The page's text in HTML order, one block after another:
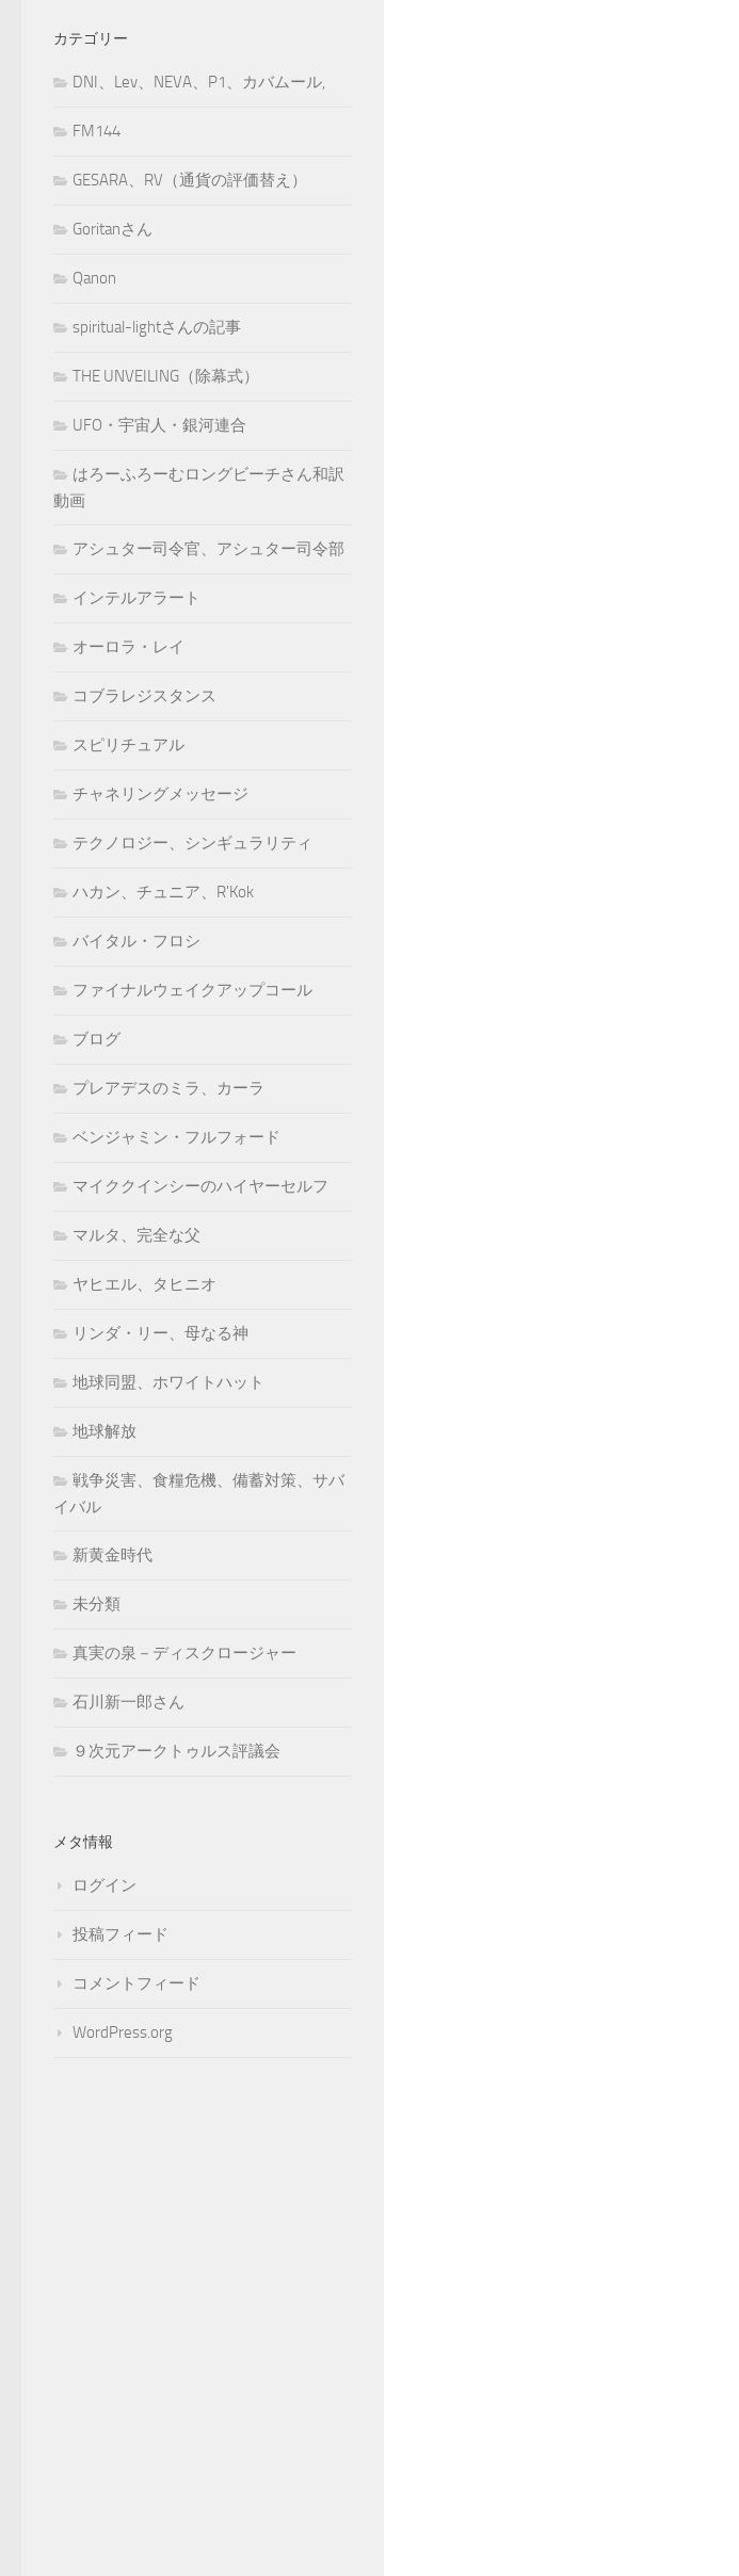
カテゴリー
DNI、Lev、NEVA、P1、カバムール,
FM144
GESARA、RV（通貨の評価替え）
Goritanさん
Qanon
spiritual-lightさんの記事
THE UNVEILING（除幕式）
UFO・宇宙人・銀河連合
はろーふろーむロングビーチさん和訳
動画
アシュター司令官、アシュター司令部
インテルアラート
オーロラ・レイ
コブラレジスタンス
スピリチュアル
チャネリングメッセージ
テクノロジー、シンギュラリティ
ハカン、チュニア、R'Kok
バイタル・フロシ
ファイナルウェイクアップコール
ブログ
プレアデスのミラ、カーラ
ベンジャミン・フルフォード
マイククインシーのハイヤーセルフ
マルタ、完全な父
ヤヒエル、タヒニオ
リンダ・リー、母なる神
地球同盟、ホワイトハット
地球解放
戦争災害、食糧危機、備蓄対策、サバ
イバル
新黄金時代
未分類
真実の泉－ディスクロージャー
石川新一郎さん
９次元アークトゥルス評議会
メタ情報
ログイン
投稿フィード
コメントフィード
WordPress.org